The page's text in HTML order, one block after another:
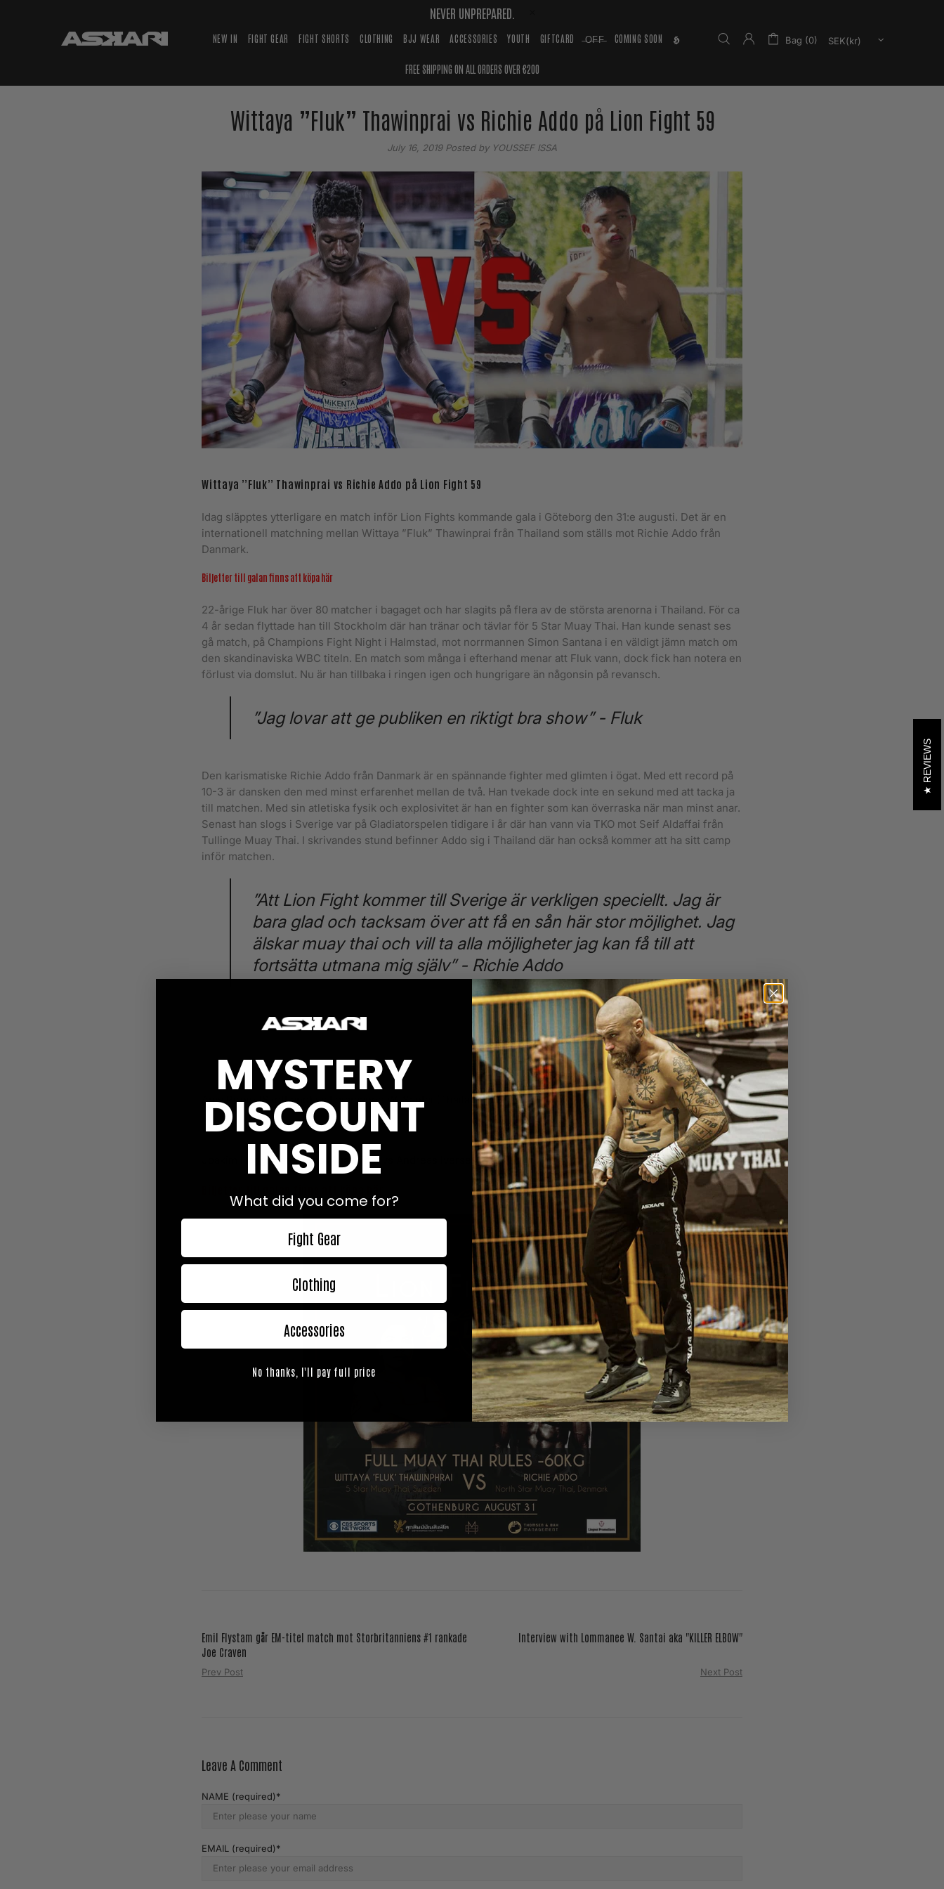
NEVER UNPREPARED.
NEW IN FIGHT GEAR FIGHT SHORTS CLOTHING BJJ WEAR ACCESSORIES YOUTH GIFTCARD ̶O̶F̶F̶ COMING SOON 𝕳 Bag (0)
FREE SHIPPING ON ALL ORDERS OVER €200
Wittaya ”Fluk” Thawinprai vs Richie Addo på Lion Fight 59
July 16, 2019Posted by YOUSSEF ISSA
Wittaya ”Fluk” Thawinprai vs Richie Addo på Lion Fight 59
Idag släpptes ytterligare en match inför Lion Fights kommande gala i Göteborg den 31:e augusti. Det är en
internationell matchning mellan Wittaya ”Fluk” Thawinprai från Thailand som ställs mot Richie Addo från
Danmark.
Biljetter till galan finns att köpa här
22-årige Fluk har över 80 matcher i bagaget och har slagits på flera av de största arenorna i Thailand. För ca
4 år sedan flyttade han till Stockholm där han tränar och tävlar för 5 Star Muay Thai. Han kunde senast ses
gå match, på Champions Fight Night i Halmstad, mot norrmannen Simon Santana i en väldigt jämn match om
den skandinaviska WBC titeln. En match som många i efterhand menar att Fluk vann, dock fick han notera en
förlust via domslut. Nu är han tillbaka i ringen igen och hungrigare än någonsin på revansch.
”Jag lovar att ge publiken en riktigt bra show” - Fluk
Den karismatiske Richie Addo från Danmark är en spännande fighter med glimten i ögat. Med ett record på
10-3 är dansken den med minst erfarenhet mellan de två. Han tvekade dock inte en sekund med att tacka ja
till matchen. Med sin atletiska fysik och explosivitet är han en fighter som kan överraska när man minst anar.
Senast han slogs i Sverige var på Gladiatorspelen tidigare i år där han vann via TKO mot Seif Aldaffai från
Tullinge Muay Thai. I skrivandes stund befinner Addo sig i Thailand där han också kommer att ha sitt camp
inför matchen.
”Att Lion Fight kommer till Sverige är verkligen speciellt. Jag är
bara glad och tacksam över att få en sån här stor möjlighet. Jag
älskar muay thai och vill ta alla möjligheter jag kan få till att
fortsätta utmana mig själv” - Richie Addo
Detta är det fjärde matchsläppet för Lion Fight 59 och arrangörerna har lovat att fler spännande nyheter
Sedan tidigare bekräftade matcher:
Amy Pirnie (Skottland) vs Lommanee W. Santai (Thailand)
Otman Boujrad, Fighter Muay Thai vs Jonathan Larsson, Tullinge Muay Thai
Joakim Hägg, Göteborgs Muay Thai vs Andreas Iversen, Nak Muay (Norge)
Emil Flystam går EM-titel match mot Storbritanniens #1 rankade
Joe Craven
Prev Post
Interview with Lommanee W. Santai aka "KILLER ELBOW"
Next Post
Leave A Comment
NAME (required)
EMAIL (required)
REVIEWS
MYSTERY
DISCOUNT
INSIDE
What did you come for?
Fight Gear
Clothing
Accessories
No thanks, I'll pay full price